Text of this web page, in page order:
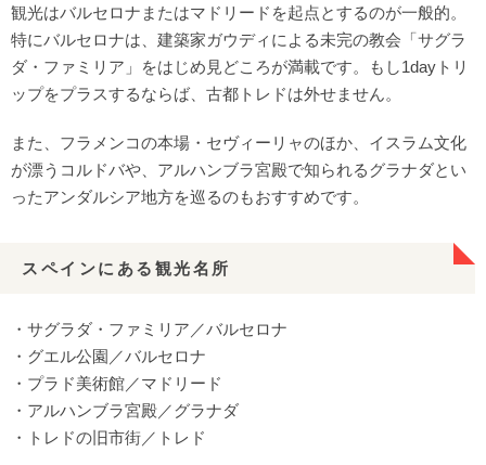
観光はバルセロナまたはマドリードを起点とするのが一般的。
特にバルセロナは、建築家ガウディによる未完の教会「サグラ
ダ・ファミリア」をはじめ見どころが満載です。もし1dayトリ
ップをプラスするならば、古都トレドは外せません。
また、フラメンコの本場・セヴィーリャのほか、イスラム文化
が漂うコルドバや、アルハンブラ宮殿で知られるグラナダとい
ったアンダルシア地方を巡るのもおすすめです。
スペインにある観光名所
・サグラダ・ファミリア／バルセロナ
・グエル公園／バルセロナ
・プラド美術館／マドリード
・アルハンブラ宮殿／グラナダ
・トレドの旧市街／トレド